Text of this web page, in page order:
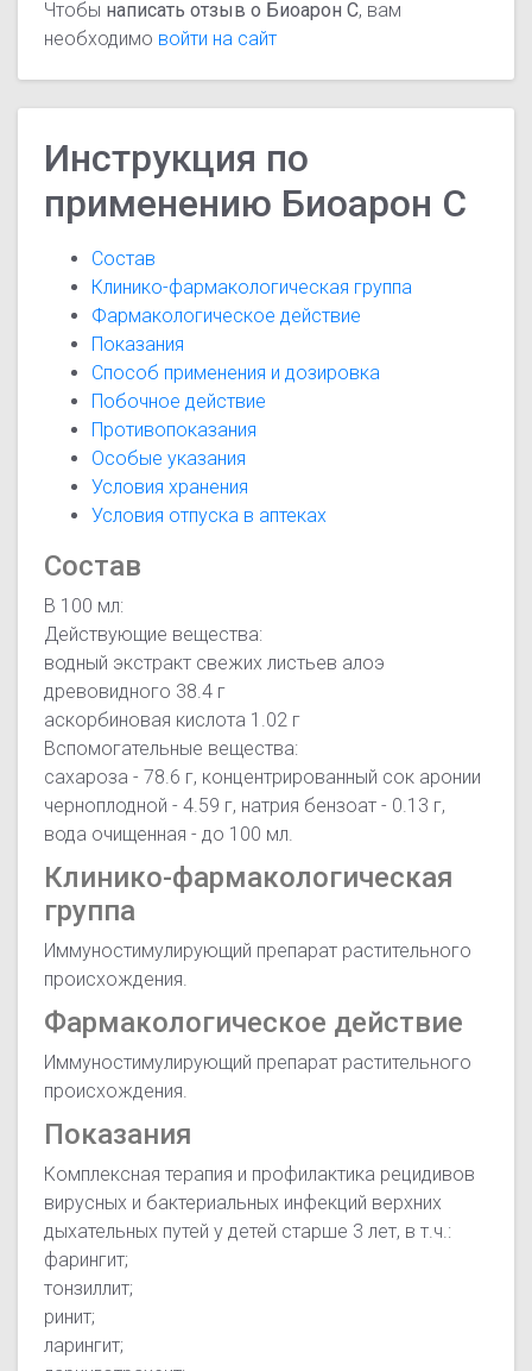
Чтобы написать отзыв о Биоарон C, вам
необходимо войти на сайт
Инструкция по
применению Биоарон C
Состав
Клинико-фармакологическая группа
Фармакологическое действие
Показания
Способ применения и дозировка
Побочное действие
Противопоказания
Особые указания
Условия хранения
Условия отпуска в аптеках
Состав
В 100 мл:
Действующие вещества:
водный экстракт свежих листьев алоэ
древовидного 38.4 г
аскорбиновая кислота 1.02 г
Вспомогательные вещества:
сахароза - 78.6 г, концентрированный сок аронии
черноплодной - 4.59 г, натрия бензоат - 0.13 г,
вода очищенная - до 100 мл.
Клинико-фармакологическая
группа
Иммуностимулирующий препарат растительного
происхождения.
Фармакологическое действие
Иммуностимулирующий препарат растительного
происхождения.
Показания
Комплексная терапия и профилактика рецидивов
вирусных и бактериальных инфекций верхних
дыхательных путей у детей старше 3 лет, в т.ч.:
фарингит;
тонзиллит;
ринит;
ларингит;